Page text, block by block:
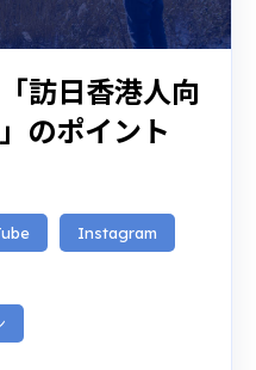
訪日香港人向
のポイント
Instagram